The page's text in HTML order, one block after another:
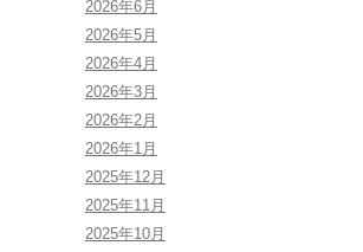
2026年6月
2026年5月
2026年4月
2026年3月
2026年2月
2026年1月
2025年12月
2025年11月
2025年10月